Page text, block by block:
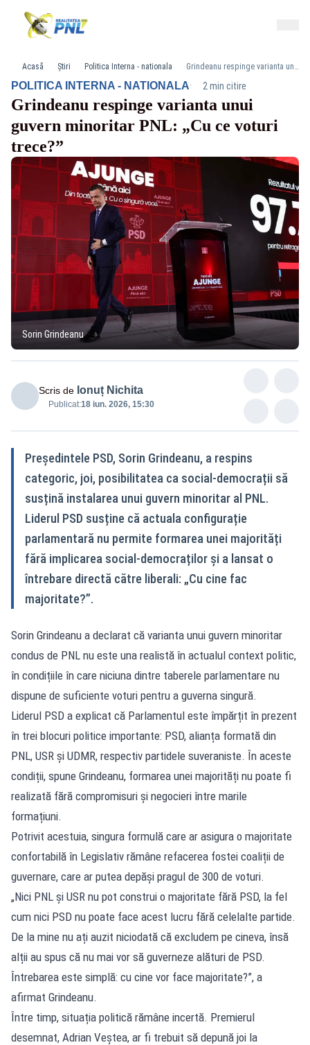
Acasă Știri Politica Interna - nationala Grindeanu respinge varianta unui guvern minoritar PNL: „Cu ce voturi trece?”
POLITICA INTERNA - NATIONALA· 2 min citire
Grindeanu respinge varianta unui
guvern minoritar PNL: „Cu ce voturi
trece?”
Sorin Grindeanu
Scris de Ionuț Nichita
Publicat:18 iun. 2026, 15:30
Președintele PSD, Sorin Grindeanu, a respins
categoric, joi, posibilitatea ca social-democrații să
susțină instalarea unui guvern minoritar al PNL.
Liderul PSD susține că actuala configurație
parlamentară nu permite formarea unei majorități
fără implicarea social-democraților și a lansat o
întrebare directă către liberali: „Cu cine fac
majoritate?”.
Sorin Grindeanu a declarat că varianta unui guvern minoritar
condus de PNL nu este una realistă în actualul context politic,
în condițiile în care niciuna dintre taberele parlamentare nu
dispune de suficiente voturi pentru a guverna singură.
Liderul PSD a explicat că Parlamentul este împărțit în prezent
în trei blocuri politice importante: PSD, alianța formată din
PNL, USR și UDMR, respectiv partidele suveraniste. În aceste
condiții, spune Grindeanu, formarea unei majorități nu poate fi
realizată fără compromisuri și negocieri între marile
formațiuni.
Potrivit acestuia, singura formulă care ar asigura o majoritate
confortabilă în Legislativ rămâne refacerea fostei coaliții de
guvernare, care ar putea depăși pragul de 300 de voturi.
„Nici PNL și USR nu pot construi o majoritate fără PSD, la fel
cum nici PSD nu poate face acest lucru fără celelalte partide.
De la mine nu ați auzit niciodată că excludem pe cineva, însă
alții au spus că nu mai vor să guverneze alături de PSD.
Întrebarea este simplă: cu cine vor face majoritate?”, a
afirmat Grindeanu.
Între timp, situația politică rămâne incertă. Premierul
desemnat, Adrian Veștea, ar fi trebuit să depună joi la